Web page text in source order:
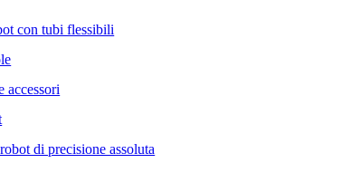
con tubi flessibili
accessori
di precisione assoluta